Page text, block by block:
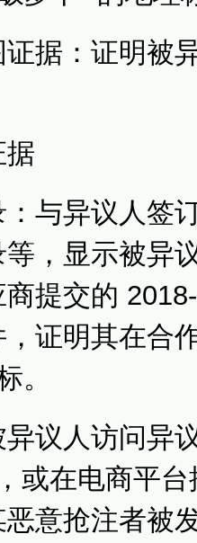
据：证明被
据
与异议人签
，显示被异
提交的
证明其在合
。
异议人访问异
或在电商平
恶意抢注者被